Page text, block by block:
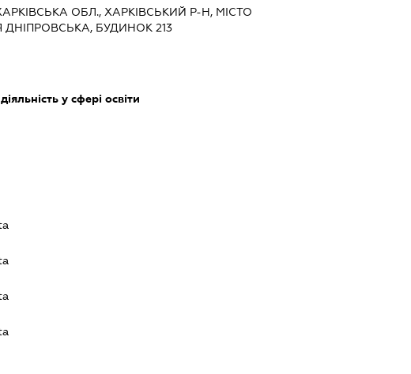
ОБЛ., ХАРКІВСЬКИЙ Р-Н, МІСТО
БУДИНОК 213
у сфері освіти